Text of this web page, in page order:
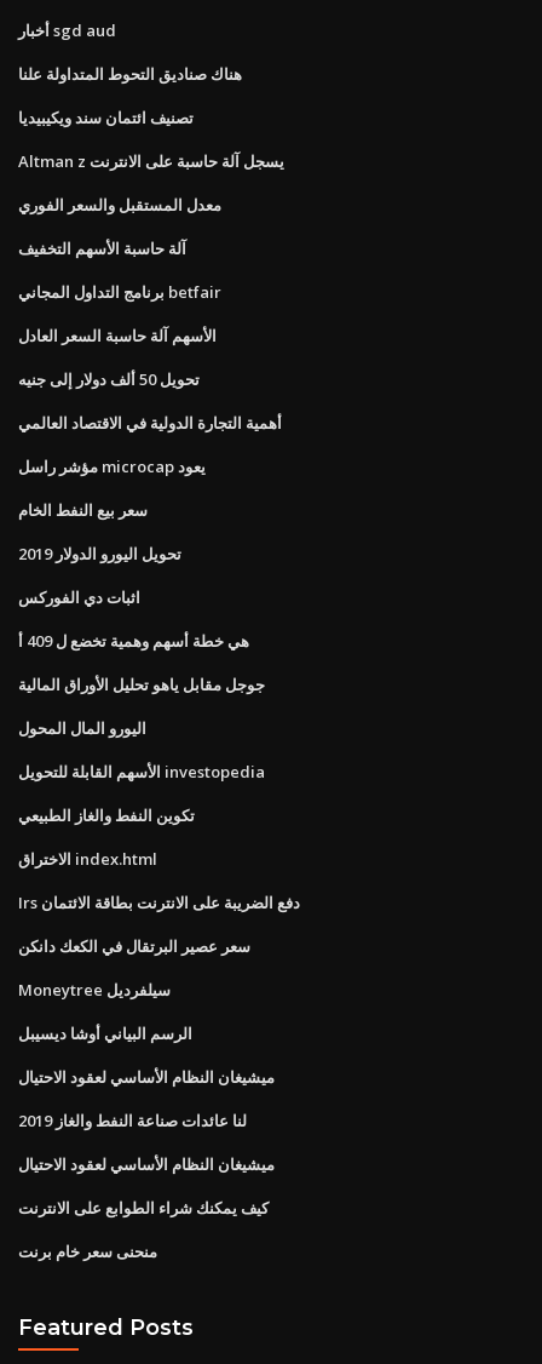
أخبار sgd aud
هناك صناديق التحوط المتداولة علنا
تصنيف ائتمان سند ويكيبيديا
Altman z يسجل آلة حاسبة على الانترنت
معدل المستقبل والسعر الفوري
آلة حاسبة الأسهم التخفيف
برنامج التداول المجاني betfair
الأسهم آلة حاسبة السعر العادل
تحويل 50 ألف دولار إلى جنيه
أهمية التجارة الدولية في الاقتصاد العالمي
مؤشر راسل microcap يعود
سعر بيع النفط الخام
تحويل اليورو الدولار 2019
اثبات دي الفوركس
هي خطة أسهم وهمية تخضع ل 409 أ
جوجل مقابل ياهو تحليل الأوراق المالية
اليورو المال المحول
الأسهم القابلة للتحويل investopedia
تكوين النفط والغاز الطبيعي
الاختراق index.html
Irs دفع الضريبة على الانترنت بطاقة الائتمان
سعر عصير البرتقال في الكعك دانكن
Moneytree سيلفرديل
الرسم البياني أوشا ديسيبل
ميشيغان النظام الأساسي لعقود الاحتيال
لنا عائدات صناعة النفط والغاز 2019
ميشيغان النظام الأساسي لعقود الاحتيال
كيف يمكنك شراء الطوابع على الانترنت
منحنى سعر خام برنت
Featured Posts